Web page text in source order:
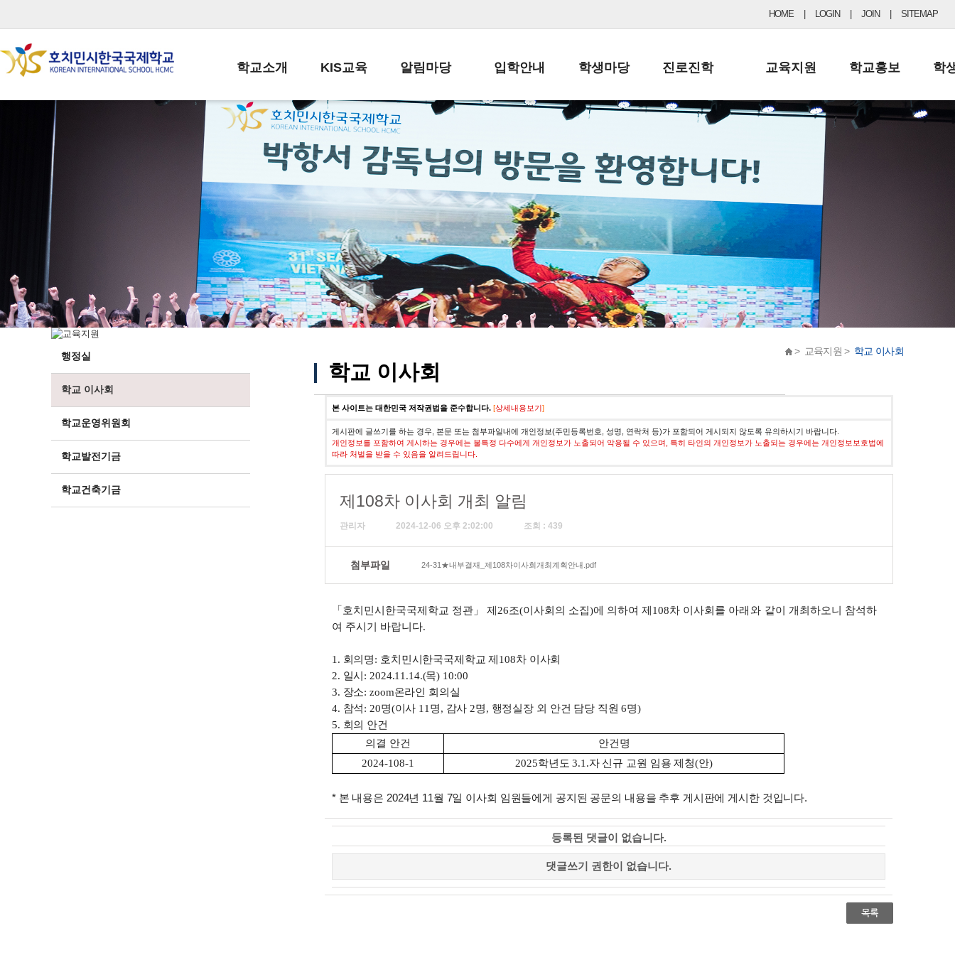
HOME LOGIN JOIN SITEMAP
학교소개
학교장인사말
학교상징
학교연혁
교직원현황
학생현황
위치/전화
전경사진
KIS교육
교육목표
학사일정
일과시간표
성과평가자료
알림마당
공지사항
납부금 안내
스쿨버스 운행 안내
급식안내
서식자료실
학부모방
정기고사 기출문제
입학안내
전-편입 서류양식
입학금/수업료
교복구입안내
학생마당
학생생활규정
학교신문
자율진로동아리
유초등 소식지
진로진학
공지사항 및 입시자료
드림레터
교육지원
행정실
학교운영위원회
학교건축기금
학교홍보
보도자료
학
행정실
학교 이사회
학교운영위원회
학교발전기금
학교건축기금
> 교육지원 > 학교 이사회
학교 이사회
본 사이트는 대한민국 저작권법을 준수합니다. [상세내용보기]
게시판에 글쓰기를 하는 경우, 본문 또는 첨부파일내에 개인정보(주민등록번호, 성명, 연락처 등)가 포함되어 게시되지 않도록 유의하시기 바랍니다.
개인정보를 포함하여 게시하는 경우에는 불특정 다수에게 개인정보가 노출되어 악용될 수 있으며, 특히 타인의 개인정보가 노출되는 경우에는 개인정보보호법에
따라 처벌을 받을 수 있음을 알려드립니다.
제108차 이사회 개최 알림
관리자 2024-12-06 오후 2:02:00 조회 : 439
첨부파일 24-31★내부결재_제108차이사회개최계획안내.pdf
「 호치민시한국국제학교 정관 」 제 26조(이사회의 소집)에 의하여 제 108차 이사회를 아래와 같이 개최하오니 참석하
여 주시기 바랍니다.
1. 회의명: 호치민시한국국제학교 제 108차 이사회
2. 일시 : 2024.11.14.(목) 10:00
3. 장소: zoom온라인 회의실
4. 참석: 20명(이사 11 명, 감사 2명, 행정실장 외 안건 담당 직원6명)
5. 회의 안건
의결 안건
안건명
2024-108-1
2025학년도3.1.자 신규 교원 임용 제청(안)
* 본 내용은 2024년 11월 7일 이사회 임원들에게 공지된 공문의 내용을 추후 게시판에 게시한 것입니다.
등록된 댓글이 없습니다.
댓글쓰기 권한이 없습니다.